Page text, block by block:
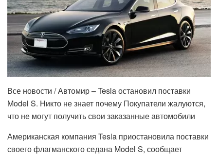
Все новости / Автомир – Tesla остановил поставки
Model S. Никто не знает почему Покупатели жалуются,
что не могут получить свои заказанные автомобили
Американская компания Tesla приостановила поставки
своего флагманского седана Model S, сообщает